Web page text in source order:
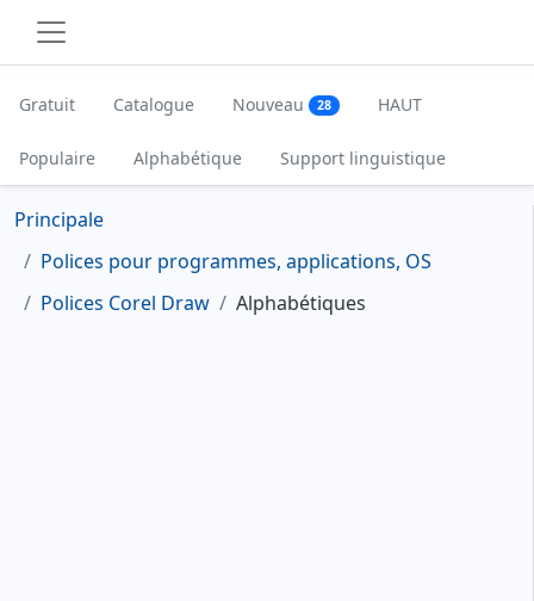
Gratuit Catalogue Nouveau 28 HAUT
Populaire Alphabétique Support linguistique
Principale
Polices pour programmes, applications, OS
Polices Corel Draw
Alphabétiques